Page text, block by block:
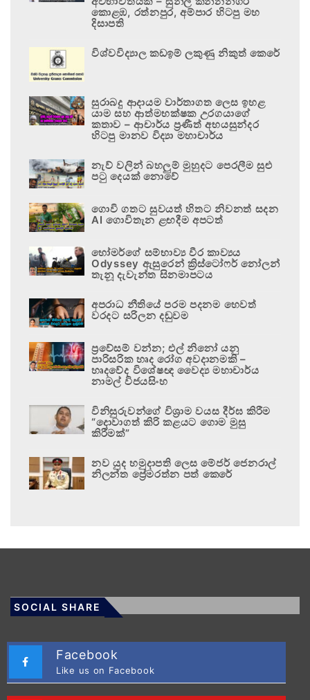
කොළඹ, රත්නපුර, අම්පාර හිටපු මහ
දිසාපති
විශ්වවිද්‍යාල කඩඉම් ලකුණු නිකුත් කෙරේ
සුරාබදු ආදායම වාර්තාගත ලෙස ඉහළ
යාම සහ ආත්මභක්ෂක උරගයාගේ
කතාව – ආචාර්ය ප්‍රණීත් අභයසුන්දර
හිටපු මානව විද්‍යා මහාචාර්ය
නැව් වලින් බහලුම් මුහුදට පෙරලීම සුළු
පටු දෙයක් නොවේ
ගොවි ගතට සුවයත් හිතට නිවනත් සදන
AI ගොවිතැන ළඟදීම අපටත්
හෝමර්ගේ සම්භාව්‍ය වීර කාව්‍යය
Odyssey ඇසුරෙන් ක්‍රිස්ටෝෆර් නෝලන්
තැනූ දැවැන්ත සිනමාපටය
අපරාධ නීතියේ පරම පදනම හෙවත්
වරදට සරිලන දඬුවම
ප්‍රවේසම් වන්න; එල් නිනෝ යනු
පාරිසරික හෘද රෝග අවදානමකි –
හෘදවේද විශේෂඥ වෛද්‍ය මහාචාර්ය
නාමල් විජයසිංහ
විනිසුරුවන්ගේ විශ්‍රාම වයස දීර්ඝ කිරීම
“දොවාගත් කිරි කළයට ගොම මුසු
කිරීමක්”
නව යුද හමුදාපති ලෙස මේජර් ජෙනරාල්
නිලන්ත ප්‍රේමරත්න පත් කෙරේ
SOCIAL SHARE
Facebook
Like us on Facebook